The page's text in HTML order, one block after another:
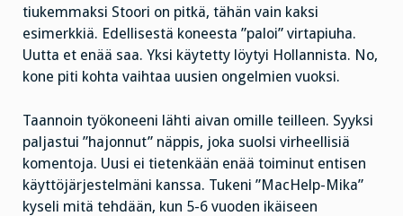
tiukemmaksi Stoori on pitkä, tähän vain kaksi
esimerkkiä. Edellisestä koneesta ”paloi” virtapiuha.
Uutta et enää saa. Yksi käytetty löytyi Hollannista. No,
kone piti kohta vaihtaa uusien ongelmien vuoksi.
Taannoin työkoneeni lähti aivan omille teilleen. Syyksi
paljastui ”hajonnut” näppis, joka suolsi virheellisiä
komentoja. Uusi ei tietenkään enää toiminut entisen
käyttöjärjestelmäni kanssa. Tukeni ”MacHelp-Mika”
kyseli mitä tehdään, kun 5-6 vuoden ikäiseen